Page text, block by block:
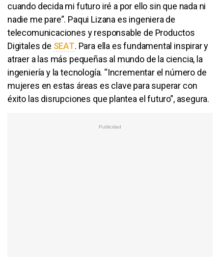
cuando decida mi futuro iré a por ello sin que nada ni
nadie me pare”. Paqui Lizana es ingeniera de
telecomunicaciones y responsable de Productos
Digitales de SEAT. Para ella es fundamental inspirar y
atraer a las más pequeñas al mundo de la ciencia, la
ingeniería y la tecnología. “Incrementar el número de
mujeres en estas áreas es clave para superar con
éxito las disrupciones que plantea el futuro”, asegura.